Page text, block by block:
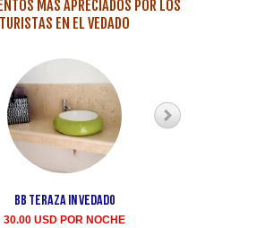
MÁS APRECIADOS POR LOS
TURISTAS EN EL VEDADO
BB teraza in Vedado
30.00 USD POR NOCHE